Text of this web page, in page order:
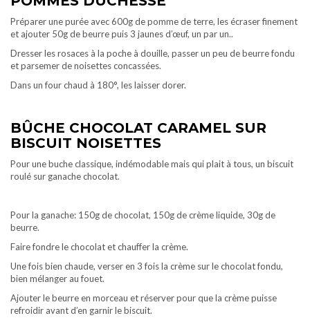
Préparer une purée avec 600g de pomme de terre, les écraser finement
et ajouter 50g de beurre puis 3 jaunes d’œuf, un par un..
Dresser les rosaces à la poche à douille, passer un peu de beurre fondu
et parsemer de noisettes concassées.
Dans un four chaud à 180°, les laisser dorer.
BÛCHE CHOCOLAT CARAMEL SUR
BISCUIT NOISETTES
Pour une buche classique, indémodable mais qui plait à tous, un biscuit
roulé sur ganache chocolat.
Pour la ganache: 150g de chocolat, 150g de crème liquide, 30g de
beurre.
Faire fondre le chocolat et chauffer la crème.
Une fois bien chaude, verser en 3 fois la crème sur le chocolat fondu,
bien mélanger au fouet.
Ajouter le beurre en morceau et réserver pour que la crème puisse
refroidir avant d’en garnir le biscuit.